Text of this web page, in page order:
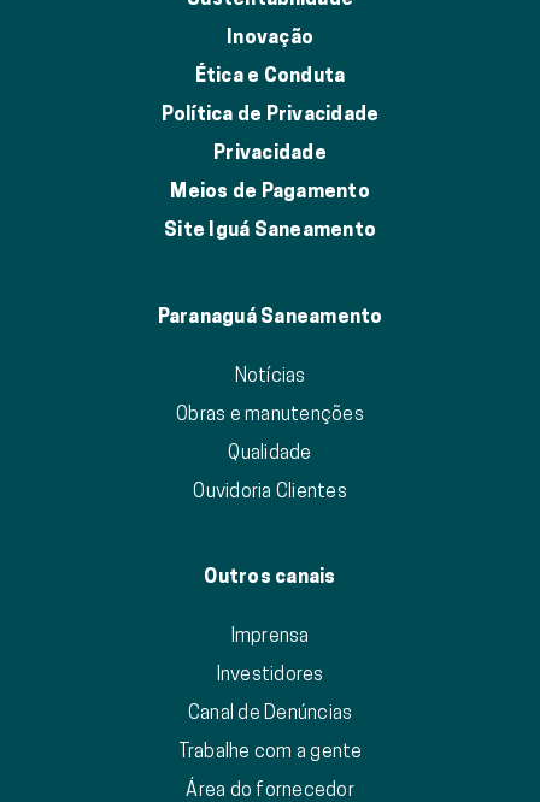
Inovação
Ética e Conduta
Política de Privacidade
Privacidade
Meios de Pagamento
Site Iguá Saneamento
Paranaguá Saneamento
Notícias
Obras e manutenções
Qualidade
Ouvidoria Clientes
Outros canais
Imprensa
Investidores
Canal de Denúncias
Trabalhe com a gente
Área do fornecedor